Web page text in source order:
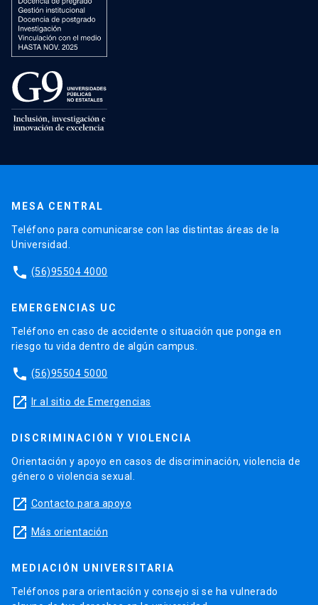
MESA CENTRAL
Teléfono para comunicarse con las distintas áreas de la
Universidad.
phone (56)95504 4000
EMERGENCIAS UC
Teléfono en caso de accidente o situación que ponga en
riesgo tu vida dentro de algún campus.
phone (56)95504 5000
launch Ir al sitio de Emergencias
DISCRIMINACIÓN Y VIOLENCIA
Orientación y apoyo en casos de discriminación, violencia de
género o violencia sexual.
launch Contacto para apoyo
launch Más orientación
MEDIACIÓN UNIVERSITARIA
Teléfonos para orientación y consejo si se ha vulnerado